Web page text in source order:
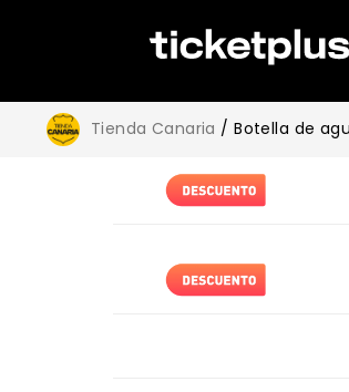
Tienda Canaria / Botella de